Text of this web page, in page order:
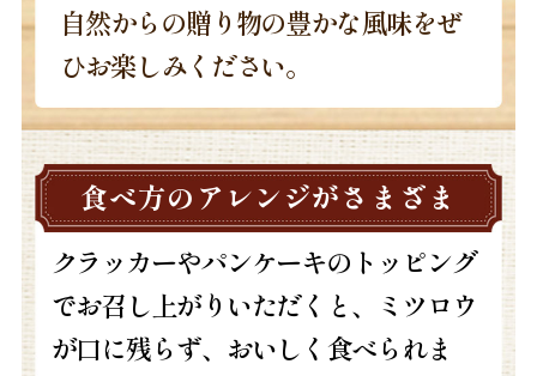
自然からの贈り物の豊かな風味をぜ
ひお楽しみください。
食べ方のアレンジがさまざま
クラッカーやパンケーキのトッピング
でお召し上がりいただくと、ミツロウ
が口に残らず、おいしく食べられま